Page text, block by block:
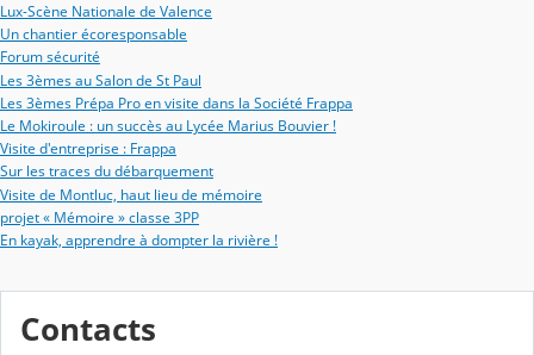
Lux-Scène Nationale de Valence
Un chantier écoresponsable
Forum sécurité
Les 3èmes au Salon de St Paul
Les 3èmes Prépa Pro en visite dans la Société Frappa
Le Mokiroule : un succès au Lycée Marius Bouvier !
Visite d'entreprise : Frappa
Sur les traces du débarquement
Visite de Montluc, haut lieu de mémoire
projet « Mémoire » classe 3PP
En kayak, apprendre à dompter la rivière !
Contacts